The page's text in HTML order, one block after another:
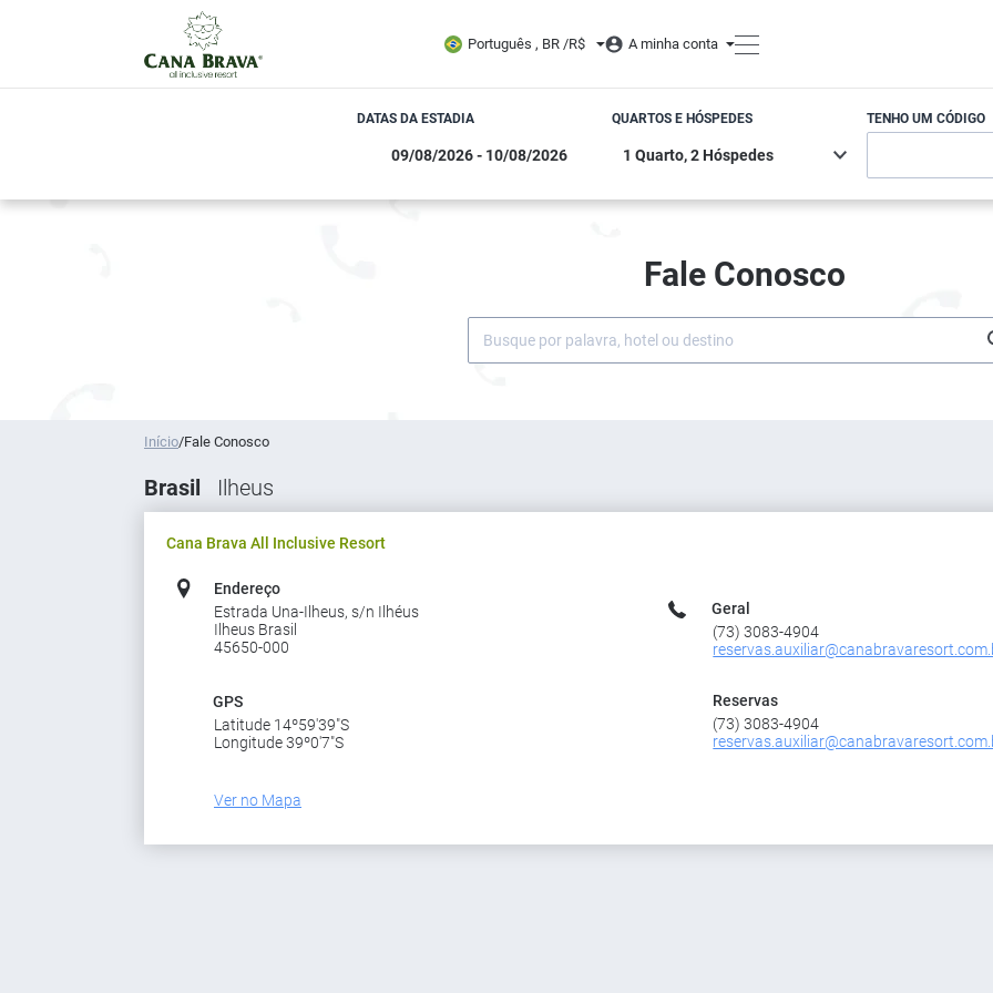
Português , BR /R$ A minha conta
DATAS DA ESTADIA QUARTOS E HÓSPEDES TENHO UM CÓDIGO
Fale Conosco
Início/Fale Conosco
Brasil Ilheus
Cana Brava All Inclusive Resort
Endereço
Estrada Una-Ilheus, s/n Ilhéus
Ilheus Brasil
45650-000
GPS
Latitude 14º59'39"S
Longitude 39º0'7"S
Ver no Mapa
Geral
(73) 3083-4904
Reservas
(73) 3083-4904